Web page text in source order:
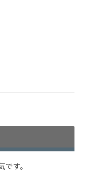
す。